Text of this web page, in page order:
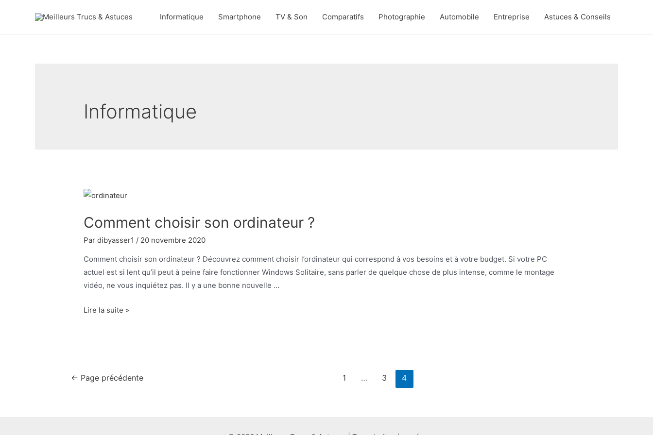
Informatique Smartphone TV & Son Comparatifs Photographie Automobile Entreprise Astuces & Conseils
Informatique
Comment choisir son ordinateur ?
Pardibyasser1 / 20 novembre 2020
Comment choisir son ordinateur ? Découvrez comment choisir l’ordinateur qui correspond à vos besoins et à votre budget. Si votre PC
actuel est si lent qu’il peut à peine faire fonctionner Windows Solitaire, sans parler de quelque chose de plus intense, comme le montage
vidéo, ne vous inquiétez pas. Il y a une bonne nouvelle …
Comment
Lire la suite »
Pagination
← Page précédente 1 … 3 4